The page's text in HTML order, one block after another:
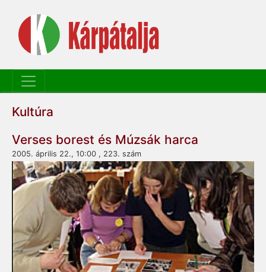
Kultúra
Verses borest és Múzsák harca
2005. április 22., 10:00 , 223. szám